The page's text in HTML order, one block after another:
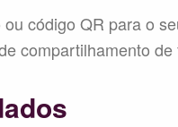
código QR para o
compartilhamento de